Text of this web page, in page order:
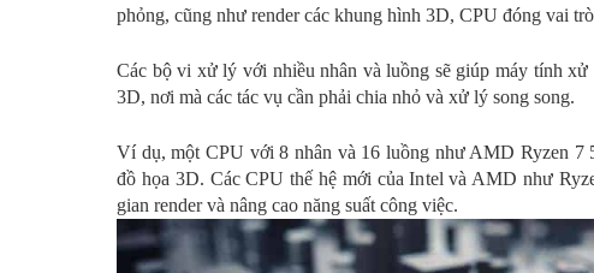
phỏng, cũng như render các khung hình 3D, CPU đóng vai
Các bộ vi xử lý với nhiều nhân và luồng sẽ giúp máy tính
3D, nơi mà các tác vụ cần phải chia nhỏ và xử lý song song.
Ví dụ, một CPU với 8 nhân và 16 luồng như AMD Ryzen 7
đồ họa 3D. Các CPU thế hệ mới của Intel và AMD như
gian render và nâng cao năng suất công việc.